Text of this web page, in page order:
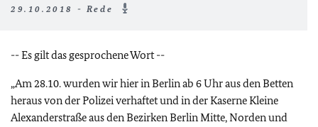
29.10.2018 - Rede
-- Es gilt das gesprochene Wort --
„Am 28.10. wurden wir hier in Berlin ab 6 Uhr aus den Betten
heraus von der Polizei verhaftet und in der Kaserne Kleine
Alexanderstraße aus den Bezirken Berlin Mitte, Norden und